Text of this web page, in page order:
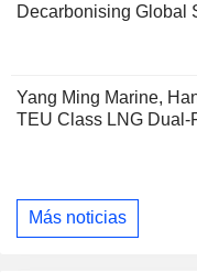
Decarbonising Global
Yang Ming Marine,
TEU Class LNG Dual-
Más noticias